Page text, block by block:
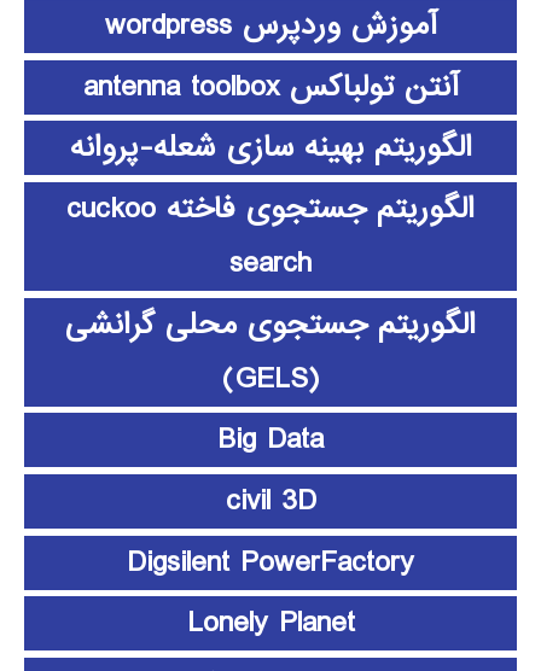
آموزش وردپرس wordpress
آنتن تولباکس antenna toolbox
الگوریتم بهینه سازی شعله-پروانه
الگوریتم جستجوی فاخته cuckoo
search
الگوریتم جستجوی محلی گرانشی
(GELS)
Big Data
civil 3D
Digsilent PowerFactory
Lonely Planet